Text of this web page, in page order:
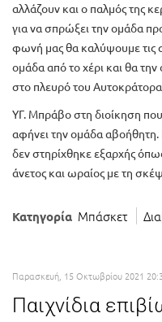
αλλάζουν και ο παλμός της
για να σπρώξει την ομάδα
φωνή μας θα καλύψουμε τις
ομάδα από το χέρι και θα
στο πλευρό του
ΥΓ. Μπράβο στη διοίκηση που
αφήνει την ομάδα
δεν στηρίχθηκε εξαρχής
άνετος και ωραίος με τη
Κατηγορία Μπάσκετ
Παρασκευή, 15 Οκτωβρίου 2021
Παιχνίδια